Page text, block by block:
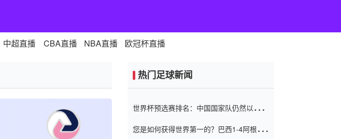
中超直播 CBA直播 NBA直播 欧冠杯直播
热门足球新闻
世界杯预选赛排名：中国国家队仍然以6分
您是如何获得世界第一的？巴西1-4阿根